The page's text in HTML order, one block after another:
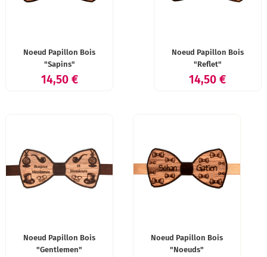
Noeud Papillon Bois
"Sapins"
Prix
14,50 €
Noeud Papillon Bois
"Reflet"
Prix
14,50 €
Noeud Papillon Bois
"Gentlemen"
Noeud Papillon Bois
"Noeuds"